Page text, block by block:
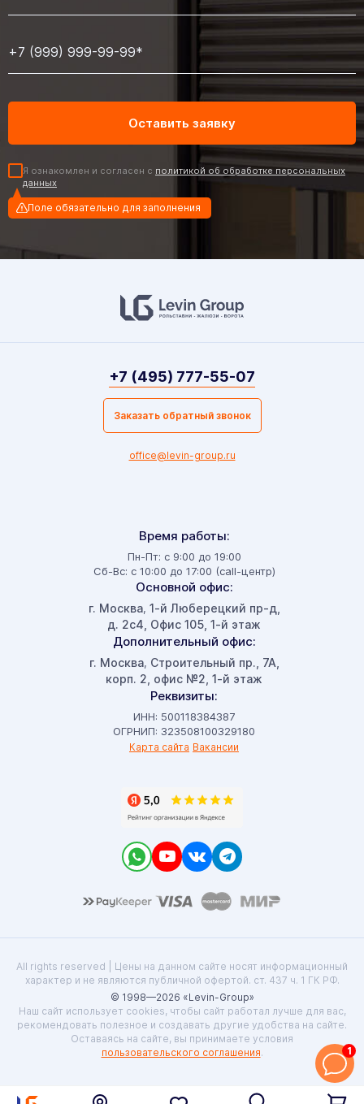
Я ознакомлен и согласен с политикой об обработке персональных
данных
Поле обязательно для заполнения
Время работы:
Пн-Пт: с 9:00 до 19:00
Сб-Вс: с 10:00 до 17:00 (call-центр)
Основной офис:
г. Москва, 1-й Люберецкий пр-д,
д. 2с4, Офис 105, 1-й этаж
Дополнительный офис:
г. Москва, Строительный пр., 7А,
корп. 2, офис №2, 1-й этаж
Реквизиты:
ИНН: 500118384387
ОГРНИП: 323508100329180
Карта сайта Вакансии
+7 (495) 777-55-07
Заказать обратный звонок
office@levin-group.ru
All rights reserved | Цены на данном сайте носят информационный
характер и не являются публичной офертой. ст. 437 ч. 1 ГК РФ.
© 1998—2026 «Levin-Group»
Наш сайт использует cookies, чтобы сайт работал лучше для вас,
рекомендовать полезное и создавать другие удобства на сайте.
Оставаясь на сайте, вы принимаете условия
пользовательского соглашения. 1